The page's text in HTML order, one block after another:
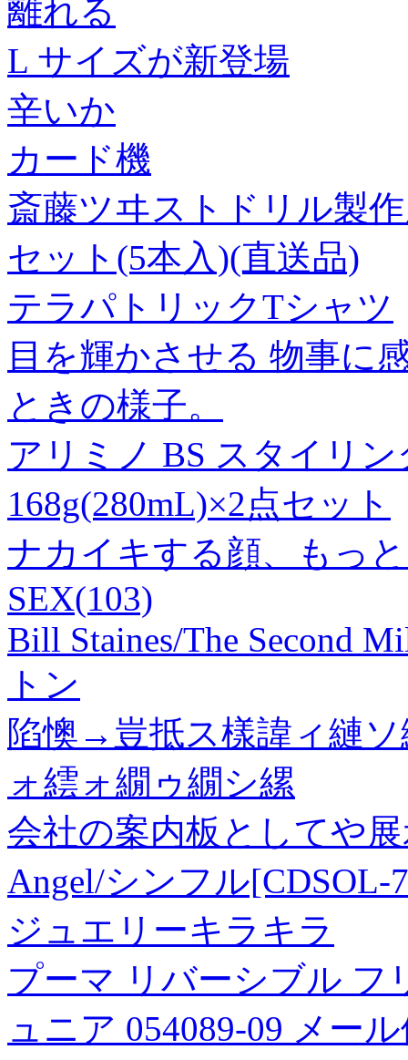
離れる
L サイズが新登場
辛いか
カード機
斎藤ツヰストドリル製
セット(5本入)(直送品)
テラパトリックTシャツ
目を輝かさせる 物事に
ときの様子。
アリミノ BS スタイリ
168g(280mL)×2点セット
ナカイキする顔、もっ
SEX(103)
Bill Staines/The Second
トン
陷懊→豈抵ス樣諱ィ縺
ォ繧ォ繝ゥ繝シ縲
会社の案内板としてや
Angel/シンフル[CDSOL-
ジュエリーキラキラ
プーマ リバーシブル フ
ュニア 054089-09 メー